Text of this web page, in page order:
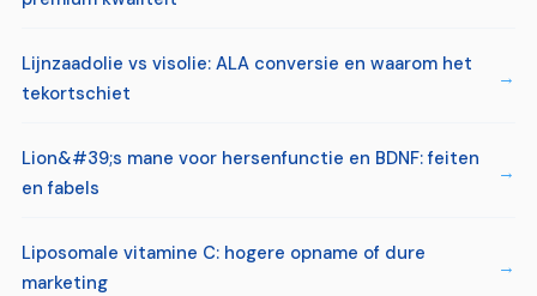
Lijnzaadolie vs visolie: ALA conversie en waarom het
tekortschiet
Lion&#39;s mane voor hersenfunctie en BDNF: feiten
en fabels
Liposomale vitamine C: hogere opname of dure
marketing